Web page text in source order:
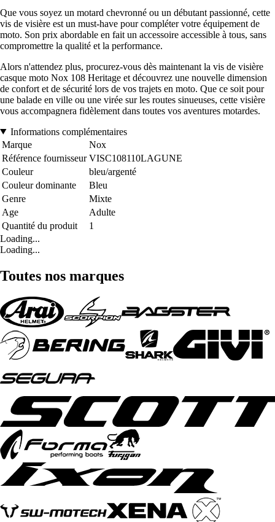
Que vous soyez un motard chevronné ou un débutant passionné, cette
vis de visière est un must-have pour compléter votre équipement de
moto. Son prix abordable en fait un accessoire accessible à tous, sans
compromettre la qualité et la performance.
Alors n'attendez plus, procurez-vous dès maintenant la vis de visière
casque moto Nox 108 Heritage et découvrez une nouvelle dimension
de confort et de sécurité lors de vos trajets en moto. Que ce soit pour
une balade en ville ou une virée sur les routes sinueuses, cette visière
vous accompagnera fidèlement dans toutes vos aventures motardes.
Informations complémentaires
Marque
Nox
Référence fournisseur VISC108110LAGUNE
Couleur
bleu/argenté
Couleur dominante
Bleu
Genre
Mixte
Age
Adulte
Quantité du produit
1
Loading...
Loading...
Toutes nos marques